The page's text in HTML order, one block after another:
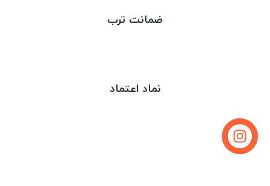
ضمانت ترب
نماد اعتماد
تماس